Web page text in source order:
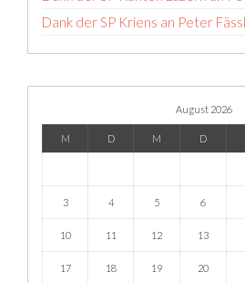
Dank der SP Kriens an Peter
August 2026
M D M D
3 4 5 6
10 11 12 13
17 18 19 20